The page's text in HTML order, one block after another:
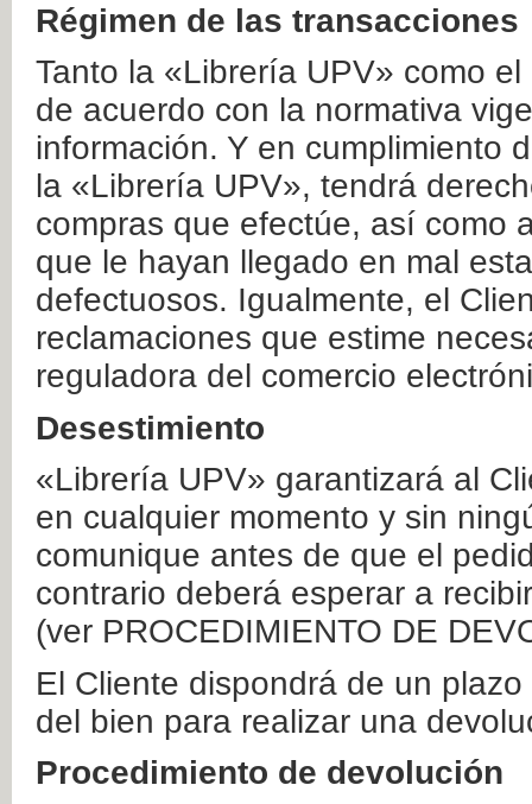
Régimen de las transacciones
Tanto la «Librería UPV» como
de acuerdo con la normativa
información. Y en cumplimiento
la «Librería UPV», tendrá
compras que efectúe, así como
que le hayan llegado en mal
defectuosos. Igualmente, el
reclamaciones que estime
reguladora del comercio
Desestimiento
«Librería UPV» garantizará al
en cualquier momento y sin
comunique antes de que el
contrario deberá esperar a
(ver PROCEDIMIENTO DE
El Cliente dispondrá de un
del bien para realizar una
Procedimiento de devolución